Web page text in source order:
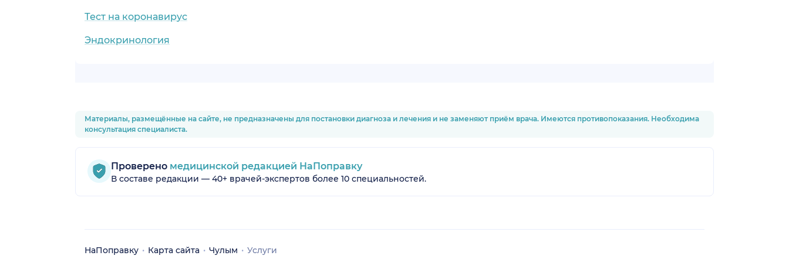
Тест на коронавирус
Эндокринология
Материалы, размещённые на сайте, не предназначены для постановки диагноза и лечения и не заменяют приём врача. Имеются противопоказания. Необходима
консультация специалиста.
Проверено медицинской редакцией НаПоправку
В составе редакции — 40+ врачей-экспертов более 10 специальностей.
НаПоправку Карта сайта Чулым Услуги